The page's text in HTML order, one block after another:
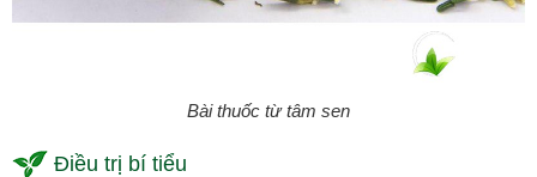
Bài thuốc từ tâm sen
Điều trị bí tiểu